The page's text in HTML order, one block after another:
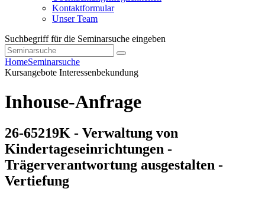
Kontaktformular
Unser Team
Suchbegriff für die Seminarsuche eingeben
HomeSeminarsuche
Kursangebote Interessenbekundung
Inhouse-Anfrage
26-65219K - Verwaltung von
Kindertageseinrichtungen -
Trägerverantwortung ausgestalten -
Vertiefung